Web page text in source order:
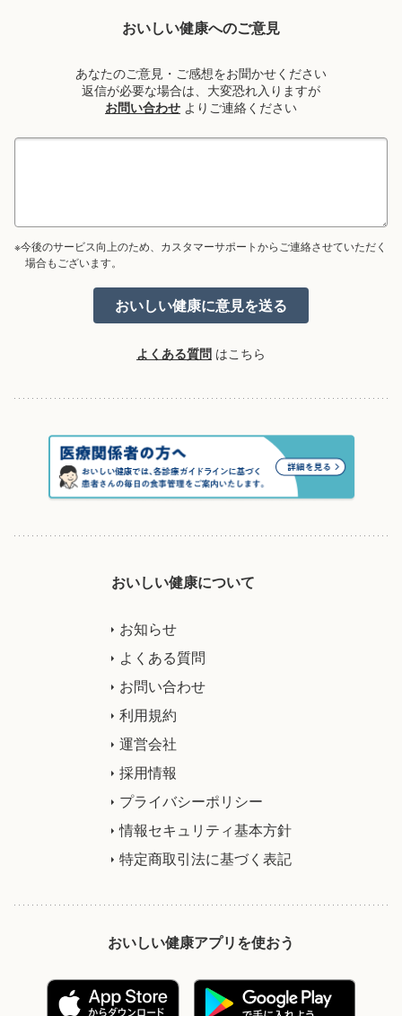
おいしい健康へのご意見
あなたのご意見・ご感想をお聞かせください
返信が必要な場合は、大変恐れ入りますが
お問い合わせ よりご連絡ください
※今後のサービス向上のため、カスタマーサポートからご連絡させていただく
場合もございます。
よくある質問 はこちら
おいしい健康について
お知らせ
よくある質問
お問い合わせ
利用規約
運営会社
採用情報
プライバシーポリシー
情報セキュリティ基本方針
特定商取引法に基づく表記
おいしい健康アプリを使おう